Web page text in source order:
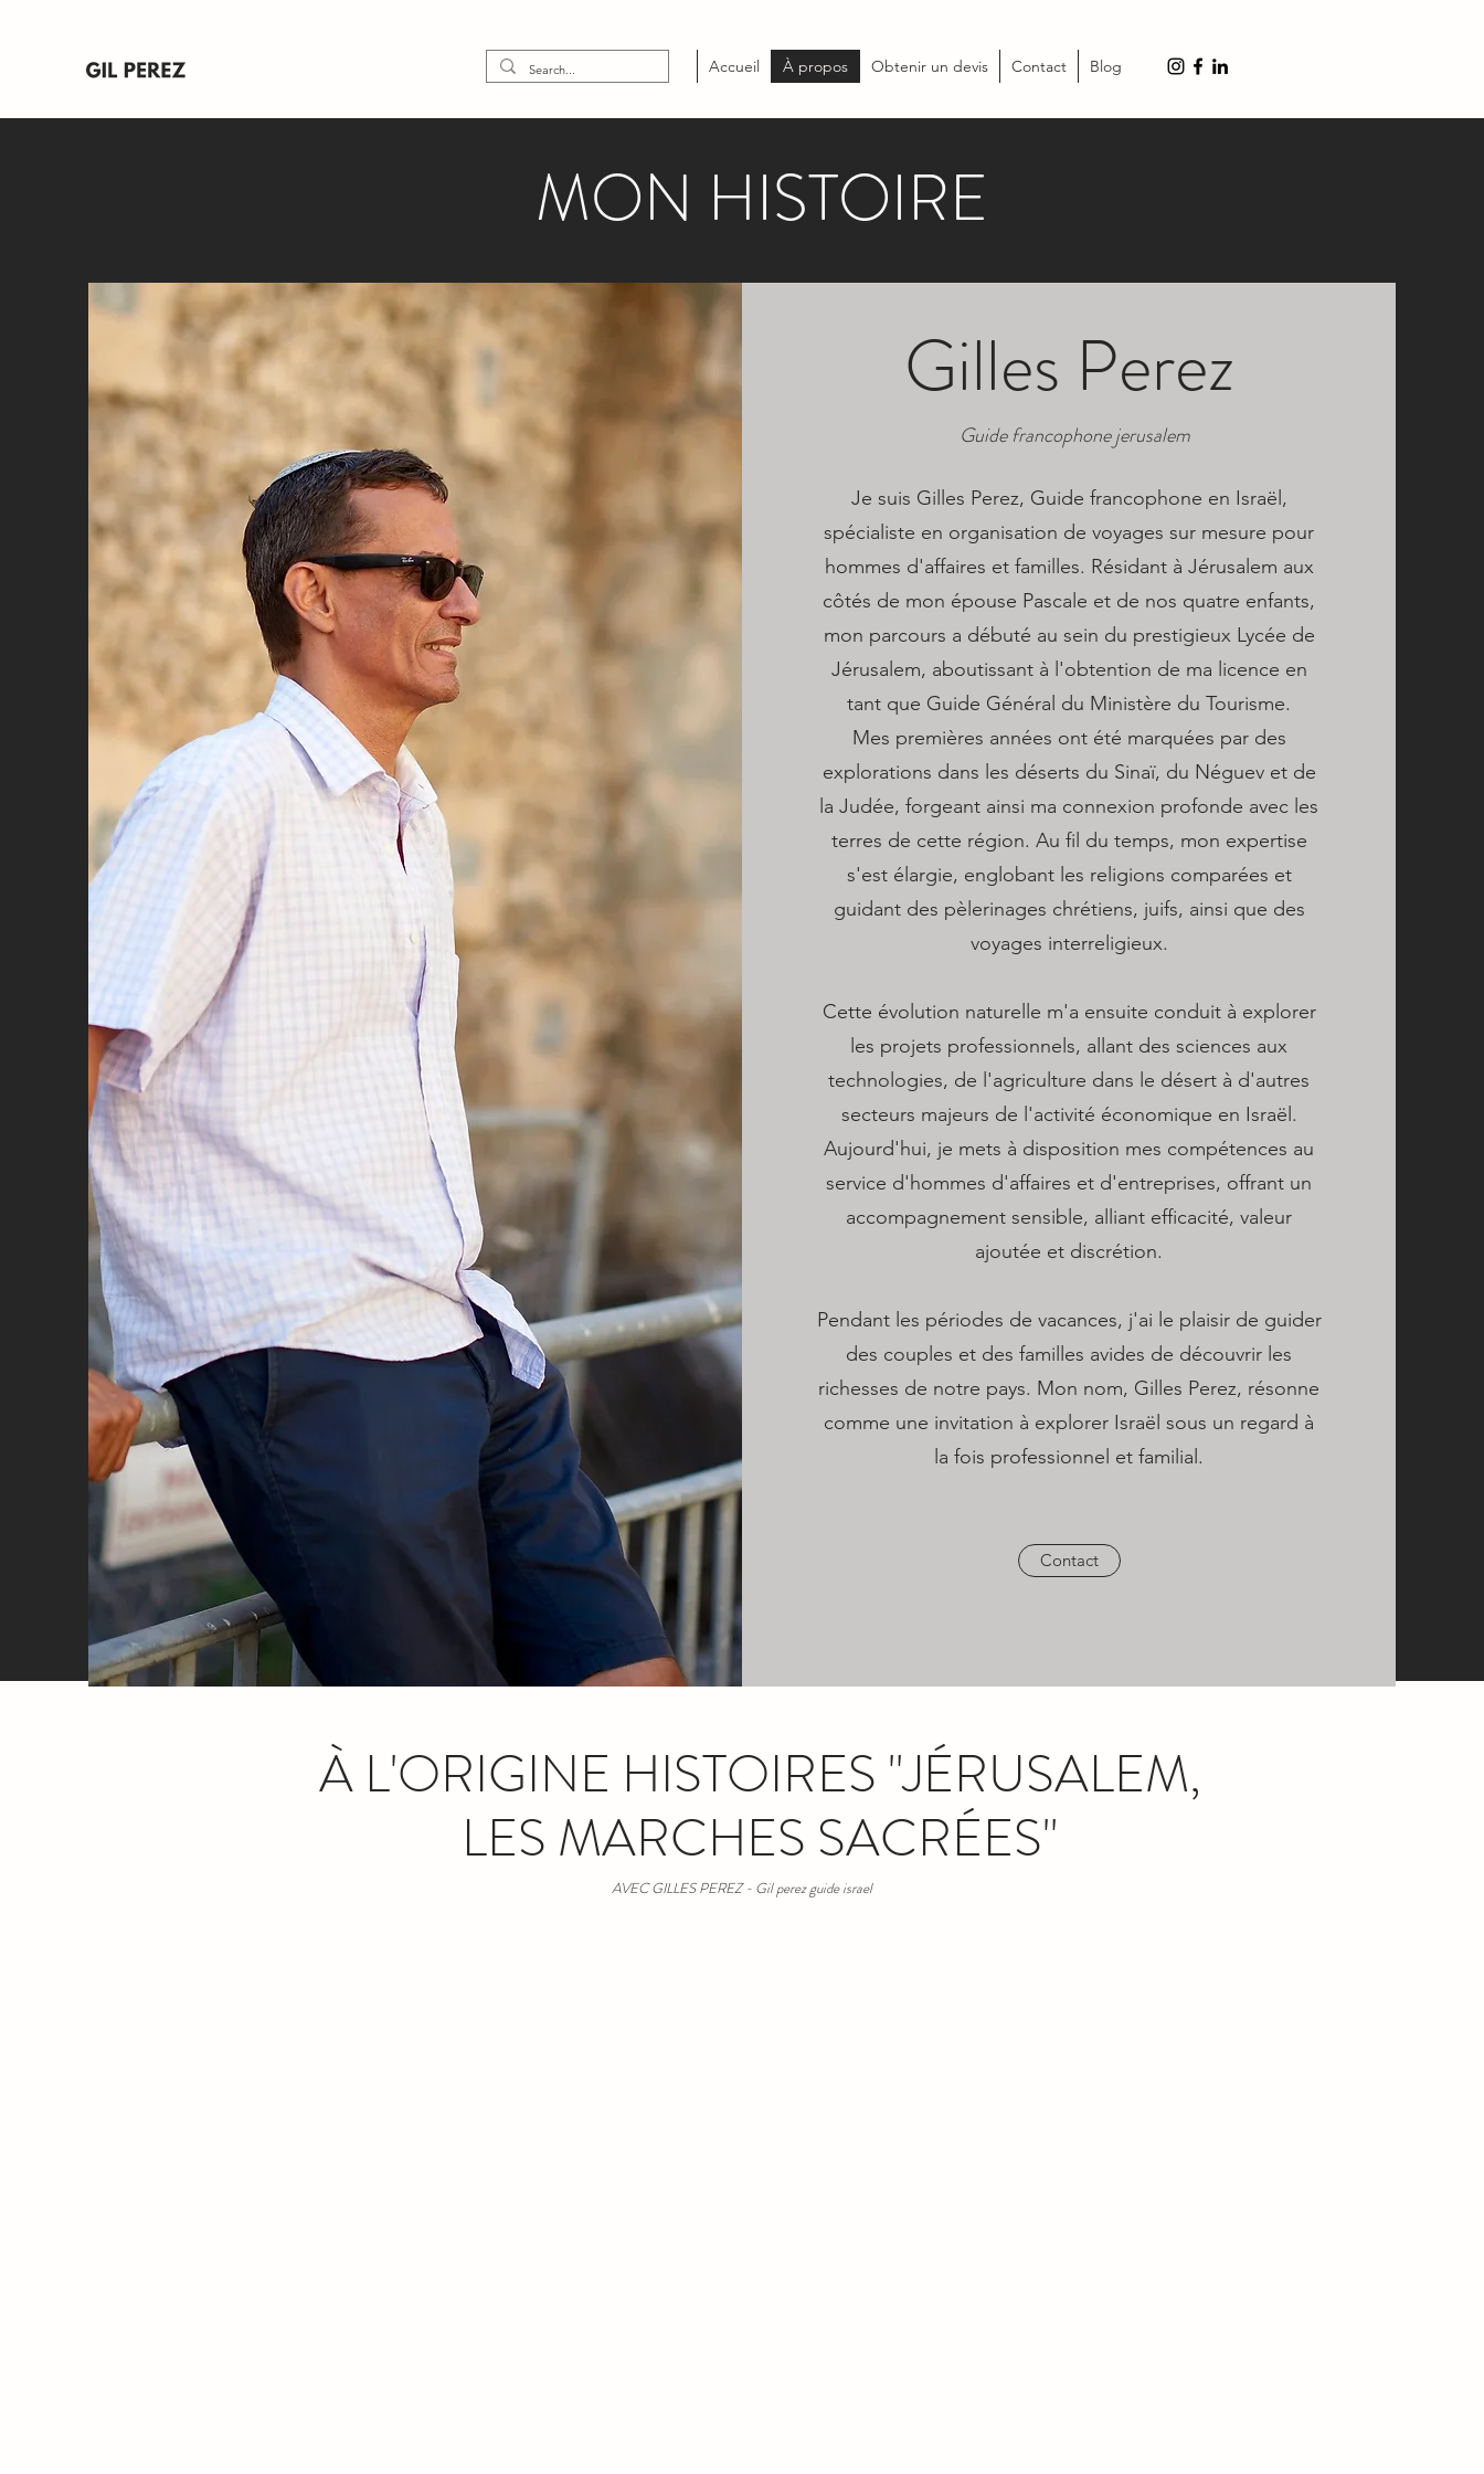
Accueil À propos Obtenir un devis Contact Blog
MON HISTOIRE
Gilles Perez
Guide francophone jerusalem
Je suis Gilles Perez, Guide francophone en Israël,
spécialiste en organisation de voyages sur mesure pour
hommes d'affaires et familles. Résidant à Jérusalem aux
côtés de mon épouse Pascale et de nos quatre enfants,
mon parcours a débuté au sein du prestigieux Lycée de
Jérusalem, aboutissant à l'obtention de ma licence en
tant que Guide Général du Ministère du Tourisme.
Mes premières années ont été marquées par des
explorations dans les déserts du Sinaï, du Néguev et de
la Judée, forgeant ainsi ma connexion profonde avec les
terres de cette région. Au fil du temps, mon expertise
s'est élargie, englobant les religions comparées et
guidant des pèlerinages chrétiens, juifs, ainsi que des
voyages interreligieux.
Cette évolution naturelle m'a ensuite conduit à explorer
les projets professionnels, allant des sciences aux
technologies, de l'agriculture dans le désert à d'autres
secteurs majeurs de l'activité économique en Israël.
Aujourd'hui, je mets à disposition mes compétences au
service d'hommes d'affaires et d'entreprises, offrant un
accompagnement sensible, alliant efficacité, valeur
ajoutée et discrétion.
Pendant les périodes de vacances, j'ai le plaisir de guider
des couples et des familles avides de découvrir les
richesses de notre pays. Mon nom, Gilles Perez, résonne
comme une invitation à explorer Israël sous un regard à
la fois professionnel et familial.
Contact
À L'ORIGINE HISTOIRES "JÉRUSALEM,
LES MARCHES SACRÉES"
AVEC GILLES PEREZ - Gil perez guide israel